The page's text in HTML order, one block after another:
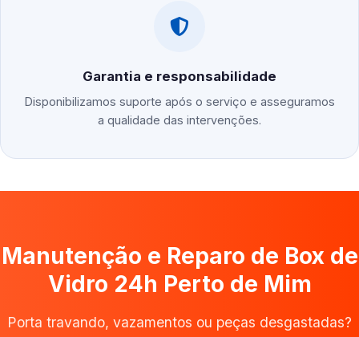
Garantia e responsabilidade
Disponibilizamos suporte após o serviço e asseguramos
a qualidade das intervenções.
Manutenção e Reparo de Box de
Vidro 24h Perto de Mim
Porta travando, vazamentos ou peças desgastadas?